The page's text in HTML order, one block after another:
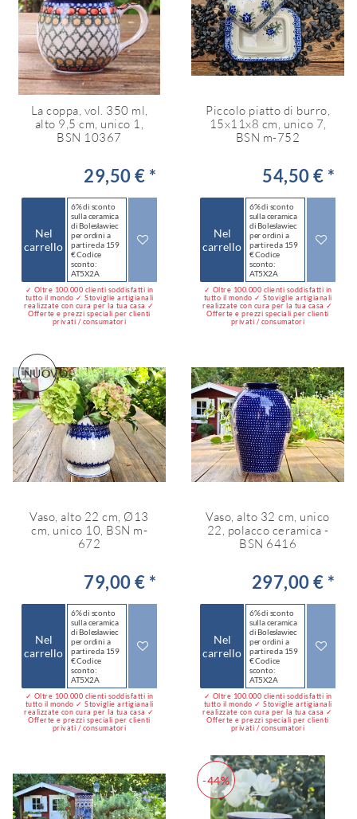
La coppa, vol. 350 ml,
alto 9,5 cm, unico 1,
BSN 10367
29,50 € *
Nel
carrello
6% di sconto
sulla ceramica
di Bolesławiec
per ordini a
partire da 159
€ Codice
sconto:
AT5X2A
✓ Oltre 100.000 clienti soddisfatti in
tutto il mondo ✓ Stoviglie artigianali
realizzate con cura per la tua casa ✓
Offerte e prezzi speciali per clienti
privati / consumatori
Piccolo piatto di burro,
15x11x8 cm, unico 7,
BSN m-752
54,50 € *
Nel
carrello
6% di sconto
sulla ceramica
di Bolesławiec
per ordini a
partire da 159
€ Codice
sconto:
AT5X2A
✓ Oltre 100.000 clienti soddisfatti in
tutto il mondo ✓ Stoviglie artigianali
realizzate con cura per la tua casa ✓
Offerte e prezzi speciali per clienti
privati / consumatori
NUOVO
Vaso, alto 22 cm, Ø13
cm, unico 10, BSN m-
672
79,00 € *
Nel
carrello
6% di sconto
sulla ceramica
di Bolesławiec
per ordini a
partire da 159
€ Codice
sconto:
AT5X2A
✓ Oltre 100.000 clienti soddisfatti in
tutto il mondo ✓ Stoviglie artigianali
realizzate con cura per la tua casa ✓
Offerte e prezzi speciali per clienti
privati / consumatori
Vaso, alto 32 cm, unico
22, polacco ceramica -
BSN 6416
297,00 € *
Nel
carrello
6% di sconto
sulla ceramica
di Bolesławiec
per ordini a
partire da 159
€ Codice
sconto:
AT5X2A
✓ Oltre 100.000 clienti soddisfatti in
tutto il mondo ✓ Stoviglie artigianali
realizzate con cura per la tua casa ✓
Offerte e prezzi speciali per clienti
privati / consumatori
-44%